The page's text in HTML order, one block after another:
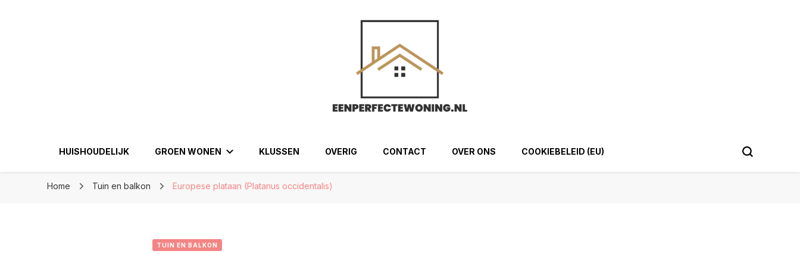
HUISHOUDELIJK GROEN WONEN KLUSSEN OVERIG CONTACT OVER ONS COOKIEBELEID (EU)
Home Tuin en balkon Europese plataan (Platanus occidentalis)
TUIN EN BALKON